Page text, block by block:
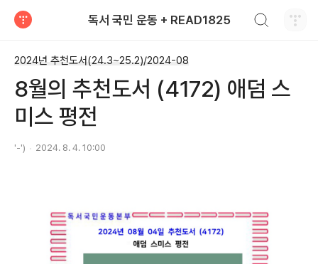
독서 국민 운동 + READ1825
2024년 추천도서(24.3~25.2)/2024-08
8월의 추천도서 (4172) 애덤 스
미스 평전
'-') 2024. 8. 4. 10:00